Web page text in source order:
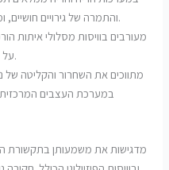
והתמרה של גירויים חושיים, ומאפשרים תפיסה של טעמים וריחות שונים.
על תהליכים כמו גדילה, חילוף חומרים ורבייה.
במערכת העצבים המרכזית